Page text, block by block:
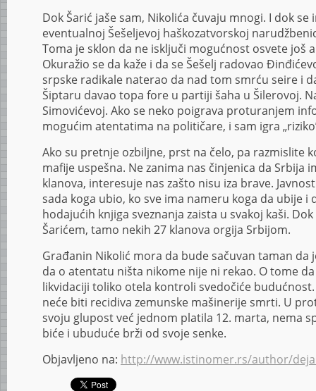
Dok Šarić jaše sam, Nikolića čuvaju mnogi. I dok se
eventualnoj Šešeljevoj haškozatvorskoj
Toma je sklon da ne isključi mogućnost osvete još
Okuražio se da kaže i da se Šešelj radovao
srpske radikale naterao da nad tom smrću seire i
Šiptaru davao topa fore u partiji šaha u Šilerovoj.
Simovićevoj. Ako se neko poigrava proturanjem
mogućim atentatima na političare, i sam igra
Ako su pretnje ozbiljne, prst na čelo, pa razmislite
mafije uspešna. Ne zanima nas činjenica da Srbija
klanova, interesuje nas zašto nisu iza brave.
sada koga ubio, ko sve ima nameru koga da ubije i
hodajućih knjiga sveznanja zaista u svakoj kaši.
Šarićem, tamo nekih 27 klanova orgija Srbijom.
Građanin Nikolić mora da bude sačuvan taman da
da o atentatu ništa nikome nije ni rekao. O tome
likvidaciji toliko otela kontroli svedočiće
neće biti recidiva zemunske mašinerije smrti. U
svoju glupost već jednom platila 12. marta, nema
biće i ubuduće brži od svoje senke.
Objavljeno na: http://www.istinomer.rs/author/